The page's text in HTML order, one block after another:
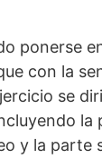
ponerse
con la
se
la
y la parte